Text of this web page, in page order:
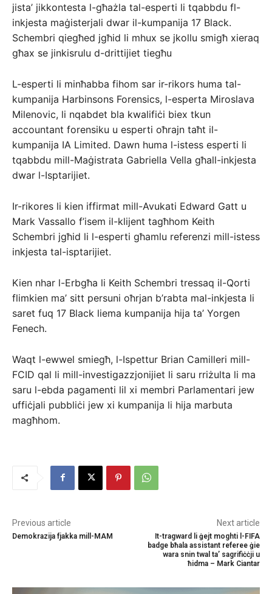
jista’ jikkontesta l-għażla tal-esperti li tqabbdu fl-
inkjesta maġisterjali dwar il-kumpanija 17 Black.
Schembri qiegħed jgħid li mhux se jkollu smigħ xieraq
għax se jinkisrulu d-drittijiet tiegħu
L-esperti li minħabba fihom sar ir-rikors huma tal-
kumpanija Harbinsons Forensics, l-esperta Miroslava
Milenovic, li nqabdet bla kwalifiċi biex tkun
accountant forensiku u esperti oħrajn taħt il-
kumpanija IA Limited. Dawn huma l-istess esperti li
tqabbdu mill-Maġistrata Gabriella Vella għall-inkjesta
dwar l-Isptarijiet.
Ir-rikores li kien iffirmat mill-Avukati Edward Gatt u
Mark Vassallo f’isem il-klijent tagħhom Keith
Schembri jgħid li l-esperti għamlu referenzi mill-istess
inkjesta tal-isptarijiet.
Kien nhar l-Erbgħa li Keith Schembri tressaq il-Qorti
flimkien ma’ sitt persuni oħrjan b’rabta mal-inkjesta li
saret fuq 17 Black liema kumpanija hija ta’ Yorgen
Fenech.
Waqt l-ewwel smiegħ, l-Ispettur Brian Camilleri mill-
FCID qal li mill-investigazzjonijiet li saru rriżulta li ma
saru l-ebda pagamenti lil xi membri Parlamentari jew
uffiċjali pubbliċi jew xi kumpanija li hija marbuta
magħhom.
Previous article
Demokrazija fjakka mill-MAM
Next article
It-tragward li ġejt moghti l-FIFA
badge bħala assistant referee ġie
wara snin twal ta’ sagrifiċċji u
ħidma – Mark Ciantar